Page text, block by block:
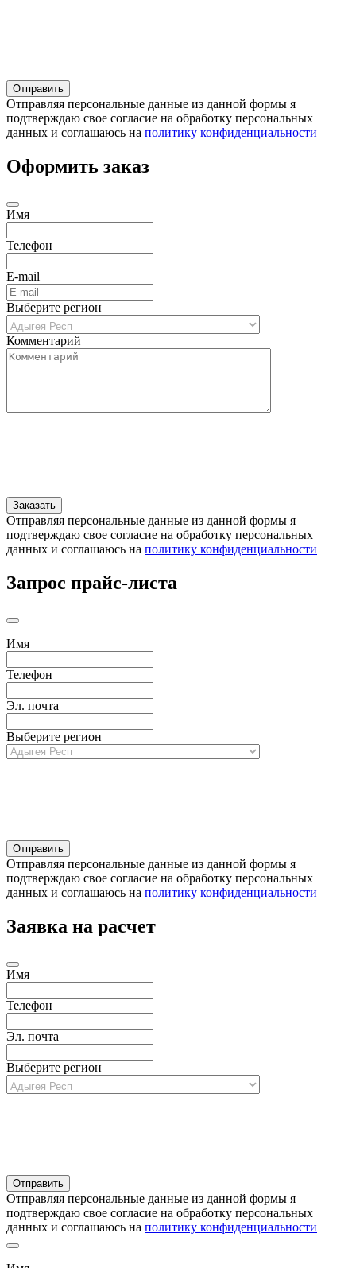
Отправляя персональные данные из данной формы я
подтверждаю свое согласие на обработку персональных
данных и соглашаюсь на политику конфиденциальности
Оформить заказ
Имя
Телефон
E-mail
Выберите регион
Комментарий
Отправляя персональные данные из данной формы я
подтверждаю свое согласие на обработку персональных
данных и соглашаюсь на политику конфиденциальности
Запрос прайс-листа
Имя
Телефон
Эл. почта
Выберите регион
Отправляя персональные данные из данной формы я
подтверждаю свое согласие на обработку персональных
данных и соглашаюсь на политику конфиденциальности
Заявка на расчет
Имя
Телефон
Эл. почта
Выберите регион
Отправляя персональные данные из данной формы я
подтверждаю свое согласие на обработку персональных
данных и соглашаюсь на политику конфиденциальности